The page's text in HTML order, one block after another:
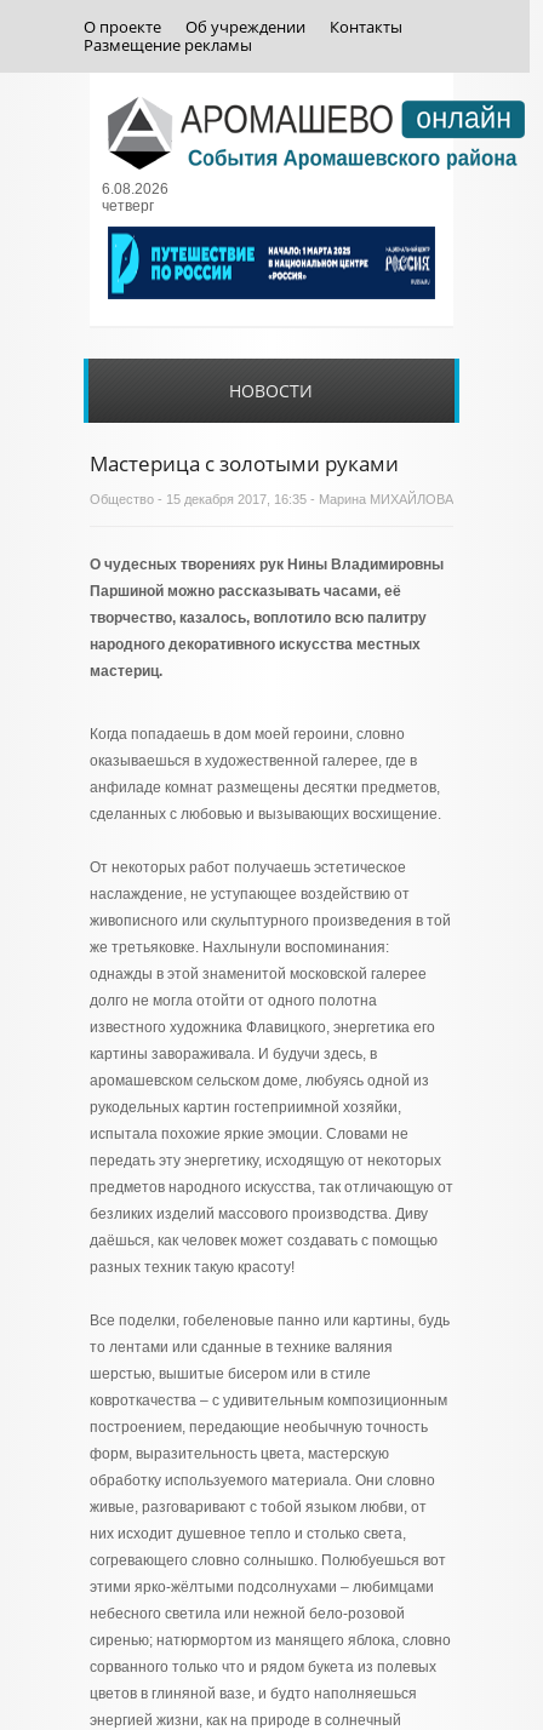
О проекте Об учреждении
Контакты
Размещение рекламы
6.08.2026
четверг
НОВОСТИ
Мастерица с золотыми руками
Общество - 15 декабря 2017, 16:35 - Марина МИХАЙЛОВА
О чудесных творениях рук Нины Владимировны
Паршиной можно рассказывать часами, её
творчество, казалось, воплотило всю палитру
народного декоративного искусства местных
мастериц.
Когда попадаешь в дом моей героини, словно
оказываешься в художественной галерее, где в
анфиладе комнат размещены десятки предметов,
сделанных с любовью и вызывающих восхищение.
От некоторых работ получаешь эстетическое
наслаждение, не уступающее воздействию от
живописного или скульптурного произведения в той
же третьяковке. Нахлынули воспоминания:
однажды в этой знаменитой московской галерее
долго не могла отойти от одного полотна
известного художника Флавицкого, энергетика его
картины завораживала. И будучи здесь, в
аромашевском сельском доме, любуясь одной из
рукодельных картин гостеприимной хозяйки,
испытала похожие яркие эмоции. Словами не
передать эту энергетику, исходящую от некоторых
предметов народного искусства, так отличающую от
безликих изделий массового производства. Диву
даёшься, как человек может создавать с помощью
разных техник такую красоту!
Все поделки, гобеленовые панно или картины, будь
то лентами или сданные в технике валяния
шерстью, вышитые бисером или в стиле
ковроткачества – с удивительным композиционным
построением, передающие необычную точность
форм, выразительность цвета, мастерскую
обработку используемого материала. Они словно
живые, разговаривают с тобой языком любви, от
них исходит душевное тепло и столько света,
согревающего словно солнышко. Полюбуешься вот
этими ярко-жёлтыми подсолнухами – любимцами
небесного светила или нежной бело-розовой
сиренью; натюрмортом из манящего яблока, словно
сорванного только что и рядом букета из полевых
цветов в глиняной вазе, и будто наполняешься
энергией жизни, как на природе в солнечный